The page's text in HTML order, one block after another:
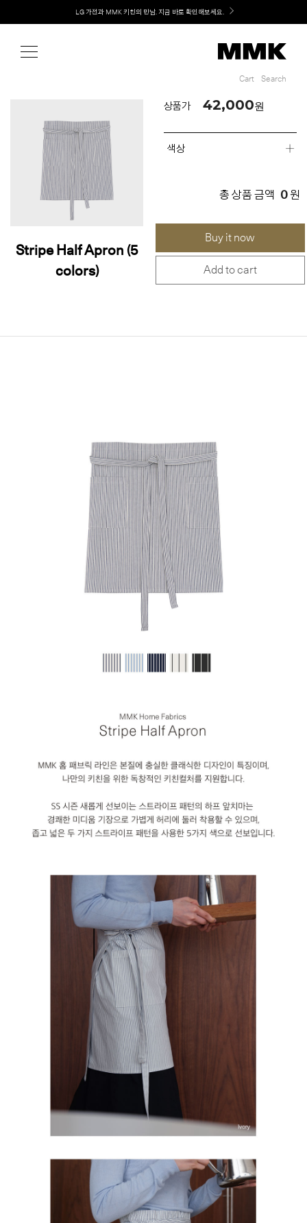
Welcome! 신규 회원가입 시 MMK Shop Coupon (총 60만원) 지급
Cart Search
Stripe Half Apron (5
colors)
상품가 42,000원
색상
총 상품 금액 0 원
Buy it now
Add to cart